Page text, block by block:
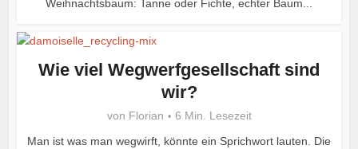
Weihnachtsbaum: Tanne oder Fichte, echter Baum...
Wie viel Wegwerfgesellschaft sind
wir?
von Florian
6 Min. Lesezeit
Man ist was man wegwirft, könnte ein Sprichwort lauten. Die